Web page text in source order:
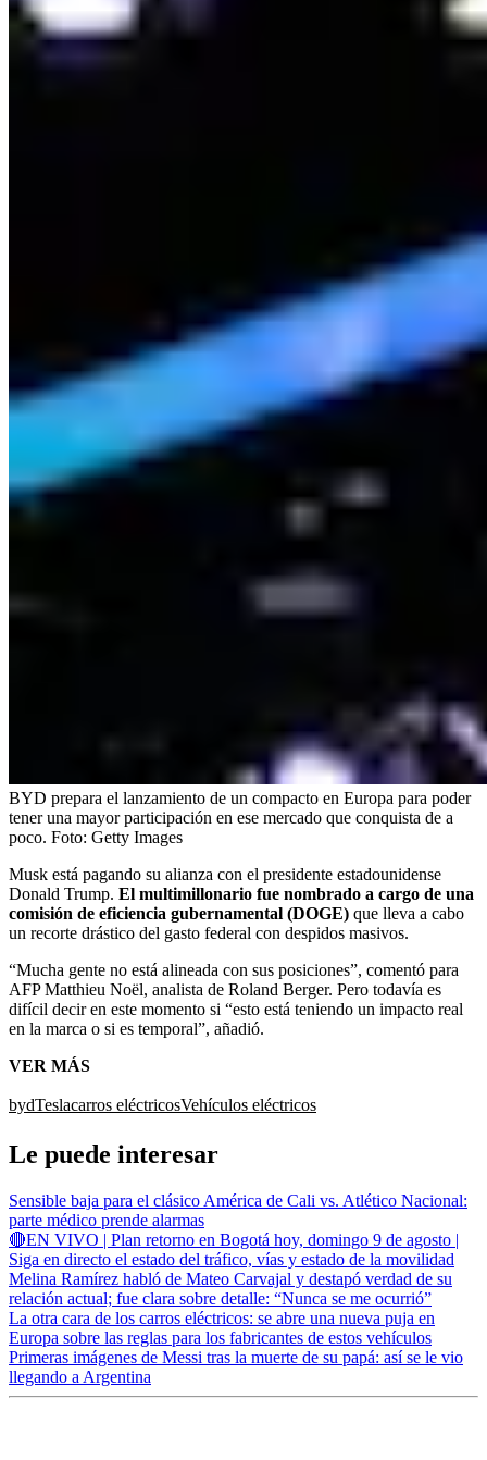
BYD prepara el lanzamiento de un compacto en Europa para poder
tener una mayor participación en ese mercado que conquista de a
poco. Foto: Getty Images
Musk está pagando su alianza con el presidente estadounidense
Donald Trump. El multimillonario fue nombrado a cargo de una
comisión de eficiencia gubernamental (DOGE) que lleva a cabo
un recorte drástico del gasto federal con despidos masivos.
“Mucha gente no está alineada con sus posiciones”, comentó para
AFP Matthieu Noël, analista de Roland Berger. Pero todavía es
difícil decir en este momento si “esto está teniendo un impacto real
en la marca o si es temporal”, añadió.
VER MÁS
bydTeslacarros eléctricosVehículos eléctricos
Le puede interesar
Sensible baja para el clásico América de Cali vs. Atlético Nacional:
parte médico prende alarmas
🔴EN VIVO | Plan retorno en Bogotá hoy, domingo 9 de agosto |
Siga en directo el estado del tráfico, vías y estado de la movilidad
Melina Ramírez habló de Mateo Carvajal y destapó verdad de su
relación actual; fue clara sobre detalle: “Nunca se me ocurrió”
La otra cara de los carros eléctricos: se abre una nueva puja en
Europa sobre las reglas para los fabricantes de estos vehículos
Primeras imágenes de Messi tras la muerte de su papá: así se le vio
llegando a Argentina